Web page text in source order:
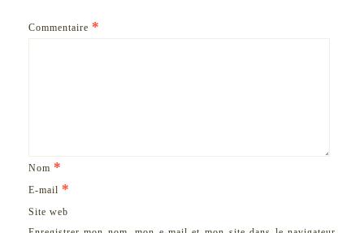
Commentaire *
Nom *
E-mail *
Site web